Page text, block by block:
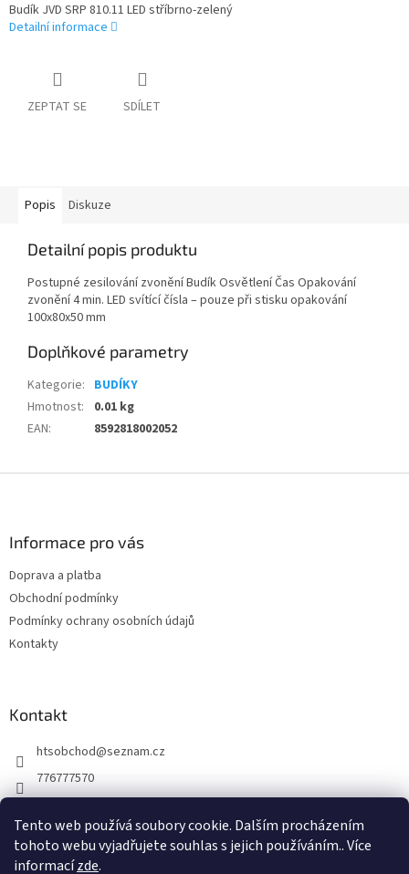
Tento web používá soubory cookie. Dalším procházením
tohoto webu vyjadřujete souhlas s jejich používáním.. Více
informacízde.
Budík JVD SRP 810.11 LED stříbrno-zelený
Detailní informace
ZEPTAT SE SDÍLET
Popis Diskuze
Detailní popis produktu
Postupné zesilování zvonění Budík Osvětlení Čas Opakování
zvonění 4 min. LED svítící čísla – pouze při stisku opakování
100x80x50 mm
Doplňkové parametry
Kategorie: BUDÍKY
Hmotnost:
0.01 kg
EAN: 8592818002052
Informace pro vás
Doprava a platba
Obchodní podmínky
Podmínky ochrany osobních údajů
Kontakty
Kontakt
htsobchod@seznam.cz
776777570
https://www.facebook.com/Elektro-Vr%C5%A1ovick%C3%A1-229
214624677338